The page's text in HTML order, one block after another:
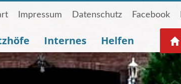
Impressum Datenschutz Facebook
Internes Helfen